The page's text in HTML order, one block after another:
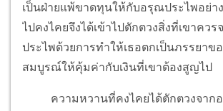
เป็นฝ่ายแพ้ขาดทุนให้กับอรุณประไพอย่า
ไปคงไคยจึงได้เข้าไปตักตวงสิ่งที่เขาคว
ประไพด้วยการทำให้เธอตกเป็นภรรยาขอ
สมบูรณ์ให้คุ้มค่ากับเงินที่เขาต้องสูญไป
ความหวานที่คงไคยได้ตักตวงจากอ